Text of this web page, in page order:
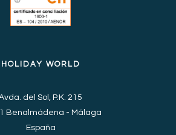
HOLIDAY WORLD
del Sol, P.K. 215
Benalmádena - Málaga
España